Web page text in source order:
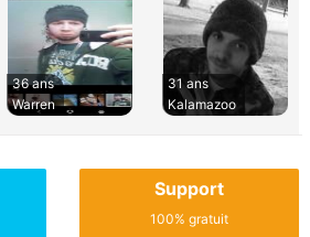
36 ans
Warren
31 ans
Kalamazoo
Support
100% gratuit